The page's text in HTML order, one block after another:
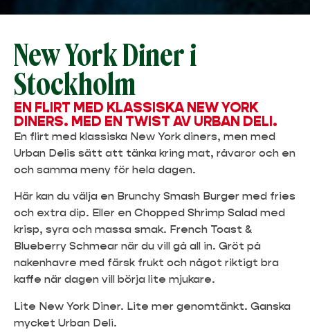
New York Diner i
Stockholm
EN FLIRT MED KLASSISKA NEW YORK
DINERS. MED EN TWIST AV URBAN DELI.
En flirt med klassiska New York diners, men med
Urban Delis sätt att tänka kring mat, råvaror och en
och samma meny för hela dagen.
Här kan du välja en Brunchy Smash Burger med fries
och extra dip. Eller en Chopped Shrimp Salad med
krisp, syra och massa smak. French Toast &
Blueberry Schmear när du vill gå all in. Gröt på
nakenhavre med färsk frukt och något riktigt bra
kaffe när dagen vill börja lite mjukare.
Lite New York Diner. Lite mer genomtänkt. Ganska
mycket Urban Deli.